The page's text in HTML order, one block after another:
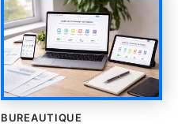
BUREAUTIQUE